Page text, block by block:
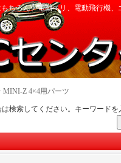
ちろん、電動ヘリ、電動飛行機
MINI-Z 4×4用パーツ
検索してください。キーワードを